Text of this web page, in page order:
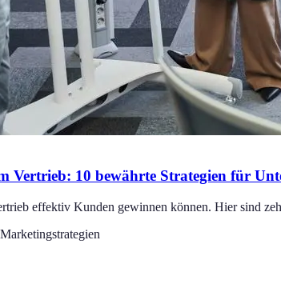
Vertrieb: 10 bewährte Strategien für
effektiv Kunden gewinnen können. Hier sind
Marketingstrategien